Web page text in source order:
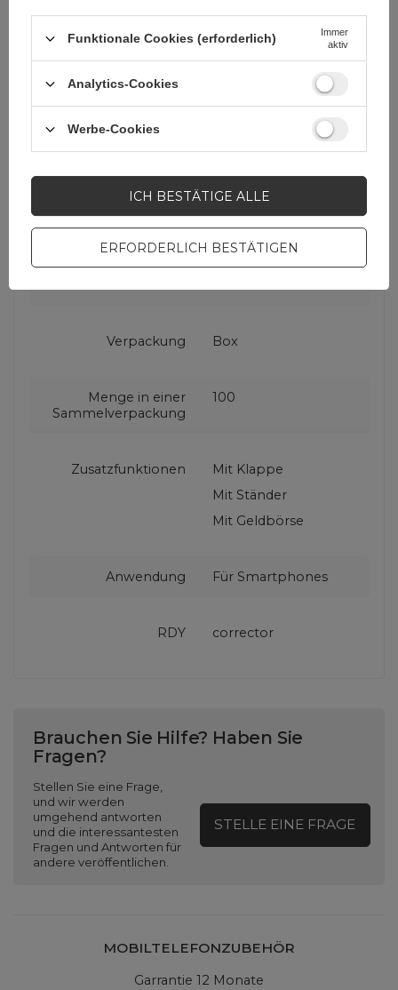
Garantie Mobiltelefonzubehör
Zentimetern
Zentimetern
Verpackungslänge in
Zentimetern
2,1
Verpackung Box
Menge in einer
Sammelverpackung
100
Zusatzfunktionen
Mit Klappe
Mit Ständer
Mit Geldbörse
Anwendung Für Smartphones
RDY corrector
Brauchen Sie Hilfe? Haben Sie
Fragen?
Stellen Sie eine Frage,
und wir werden
umgehend antworten
und die interessantesten
Fragen und Antworten für
andere veröffentlichen.
STELLE EINE FRAGE
MOBILTELEFONZUBEHÖR
Garrantie 12 Monate
Funktionale Cookies (erforderlich)
Immer
aktiv
Analytics-Cookies
Werbe-Cookies
ERFORDERLICH BESTÄTIGEN
ICH BESTÄTIGE ALLE